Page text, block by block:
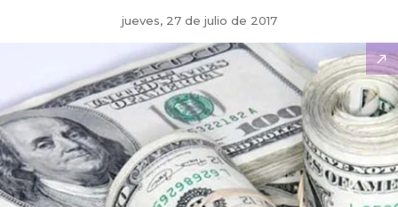
jueves, 27 de julio de 2017